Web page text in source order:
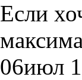
Если
06июл